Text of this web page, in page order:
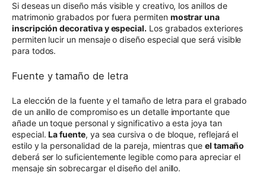
Si deseas un diseño más visible y creativo, los anillos de
matrimonio grabados por fuera permiten mostrar una
inscripción decorativa y especial. Los grabados exteriores
permiten lucir un mensaje o diseño especial que será visible
para todos.
Fuente y tamaño de letra
La elección de la fuente y el tamaño de letra para el grabado
de un anillo de compromiso es un detalle importante que
añade un toque personal y significativo a esta joya tan
especial.La fuente, ya sea cursiva o de bloque, reflejará el
estilo y la personalidad de la pareja, mientras que el tamaño
deberá ser lo suficientemente legible como para apreciar el
mensaje sin sobrecargar el diseño del anillo.